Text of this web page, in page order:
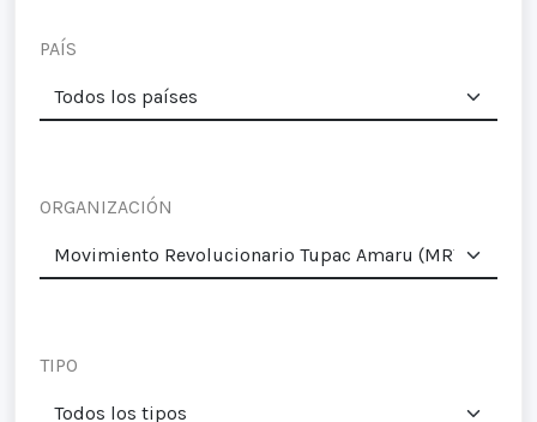
PAÍS
ORGANIZACIÓN
TIPO